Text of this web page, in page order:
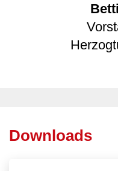
Downloads